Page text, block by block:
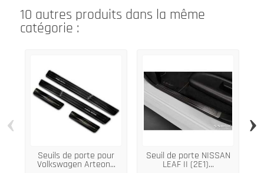
10 autres produits dans la même
catégorie :
Seuils de porte pour
Volkswagen Arteon...
Seuil de porte NISSAN
LEAF II (2E1)...
‹ ›